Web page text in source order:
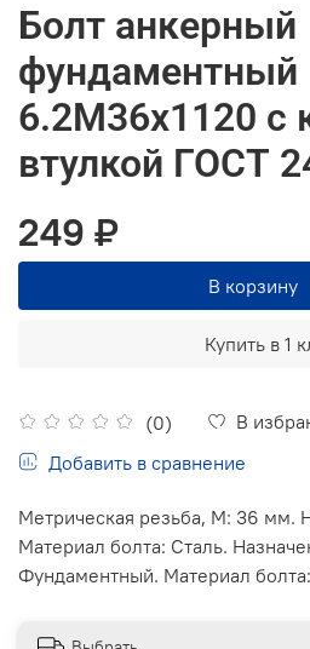
Болт анкерный
фундаментный
6.2М36х1120 с
втулкой ГОСТ
(0)
В
Добавить в сравнение
249 ₽
В корзину
Купить в 1
Метрическая резьба, М: 36 мм.
Материал болта: Сталь.
Фундаментный. Материал